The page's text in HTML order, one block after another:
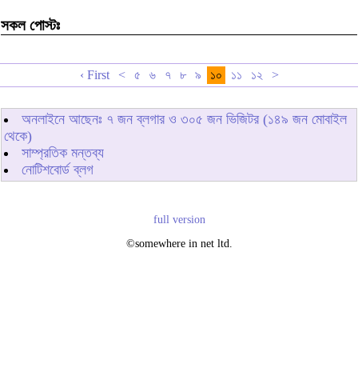
সকল পোস্টঃ
‹ First < ৫ ৬ ৭ ৮ ৯ ১০ ১১ ১২ >
অনলাইনে আছেনঃ ৭ জন ব্লগার ও ৩০৫ জন ভিজিটর (১৪৯ জন মোবাইল
থেকে)
সাম্প্রতিক মন্তব্য
নোটিশবোর্ড ব্লগ
full version
©somewhere in net ltd.